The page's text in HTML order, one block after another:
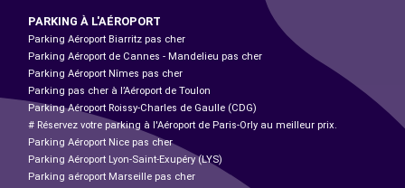
PARKING À L'AÉROPORT
Parking Aéroport Biarritz pas cher
Parking Aéroport de Cannes - Mandelieu pas cher
Parking Aéroport Nîmes pas cher
Parking pas cher à l’Aéroport de Toulon
Parking Aéroport Roissy-Charles de Gaulle (CDG)
# Réservez votre parking à l'Aéroport de Paris-Orly au meilleur prix.
Parking Aéroport Nice pas cher
Parking Aéroport Lyon-Saint-Exupéry (LYS)
Parking aéroport Marseille pas cher